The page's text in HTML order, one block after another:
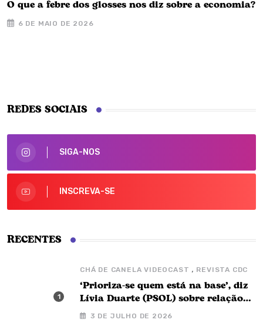
O que a febre dos glosses nos diz sobre a economia?
6 DE MAIO DE 2026
REDES SOCIAIS
SIGA-NOS
INSCREVA-SE
RECENTES
CHÁ DE CANELA VIDEOCAST , REVISTA CDC
‘Prioriza-se quem está na base’, diz
Lívia Duarte (PSOL) sobre relação
com o governo Barbalho
3 DE JULHO DE 2026